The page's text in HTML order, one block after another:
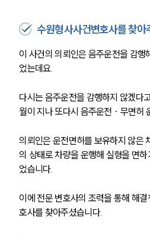
수원형사사건변호사를 찾아
이 사건의 의뢰인은 음주운전을 감행
었는데요.
다시는 음주운전을 감행하지 않겠다
월이 지나 또다시 음주운전 · 무면허
의뢰인은 운전면허를 보유하지 않은
의 상태로 차량을 운행해 실형을 면
었습니다.
이에 전문 변호사의 조력을 통해 해
호사를 찾아주셨습니다.